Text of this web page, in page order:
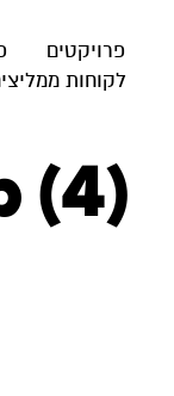
פרויקטים
לקוחות
(4)